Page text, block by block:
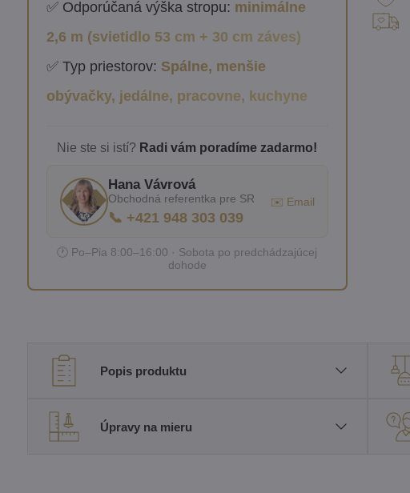
✅ Odporúčaná výška stropu: minimálne
2,6 m (svietidlo 53 cm + 30 cm záves)
✅ Typ priestorov: Spálne, menšie
obývačky, jedálne, pracovne, kuchyne
Nie ste si istí? Radi vám poradíme zadarmo!
Hana Vávrová
Obchodná referentka pre SR
📞 +421 948 303 039
✉️ Email
🕐 Po–Pia 8:00–16:00 · Sobota po predchádzajúcej
dohode
Popis produktu
Úpravy na mieru